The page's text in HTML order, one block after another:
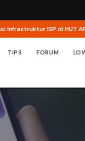
ISP di HUT APJII
TIPS FORUM